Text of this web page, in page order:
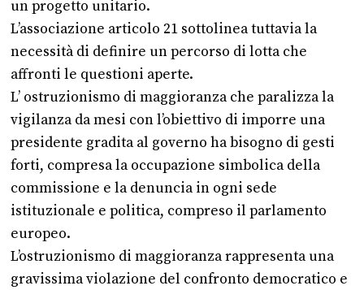
un progetto unitario.
L’associazione articolo 21 sottolinea tuttavia la
necessità di definire un percorso di lotta che
affronti le questioni aperte.
L’ ostruzionismo di maggioranza che paralizza la
vigilanza da mesi con l’obiettivo di imporre una
presidente gradita al governo ha bisogno di gesti
forti, compresa la occupazione simbolica della
commissione e la denuncia in ogni sede
istituzionale e politica, compreso il parlamento
europeo.
L’ostruzionismo di maggioranza rappresenta una
gravissima violazione del confronto democratico e